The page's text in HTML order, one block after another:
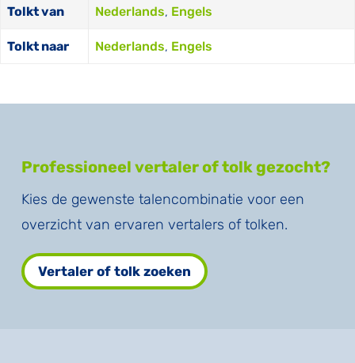
Tolkt van Nederlands, Engels
Tolkt naar Nederlands, Engels
Professioneel vertaler of tolk gezocht?
Kies de gewenste talencombinatie voor een
overzicht van ervaren vertalers of tolken.
Vertaler of tolk zoeken